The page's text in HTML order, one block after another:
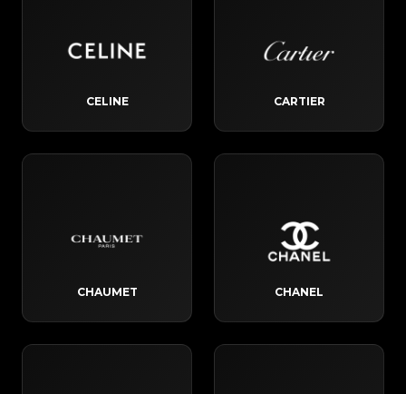
CARTIER
CELINE
CHANEL
CHAUMET